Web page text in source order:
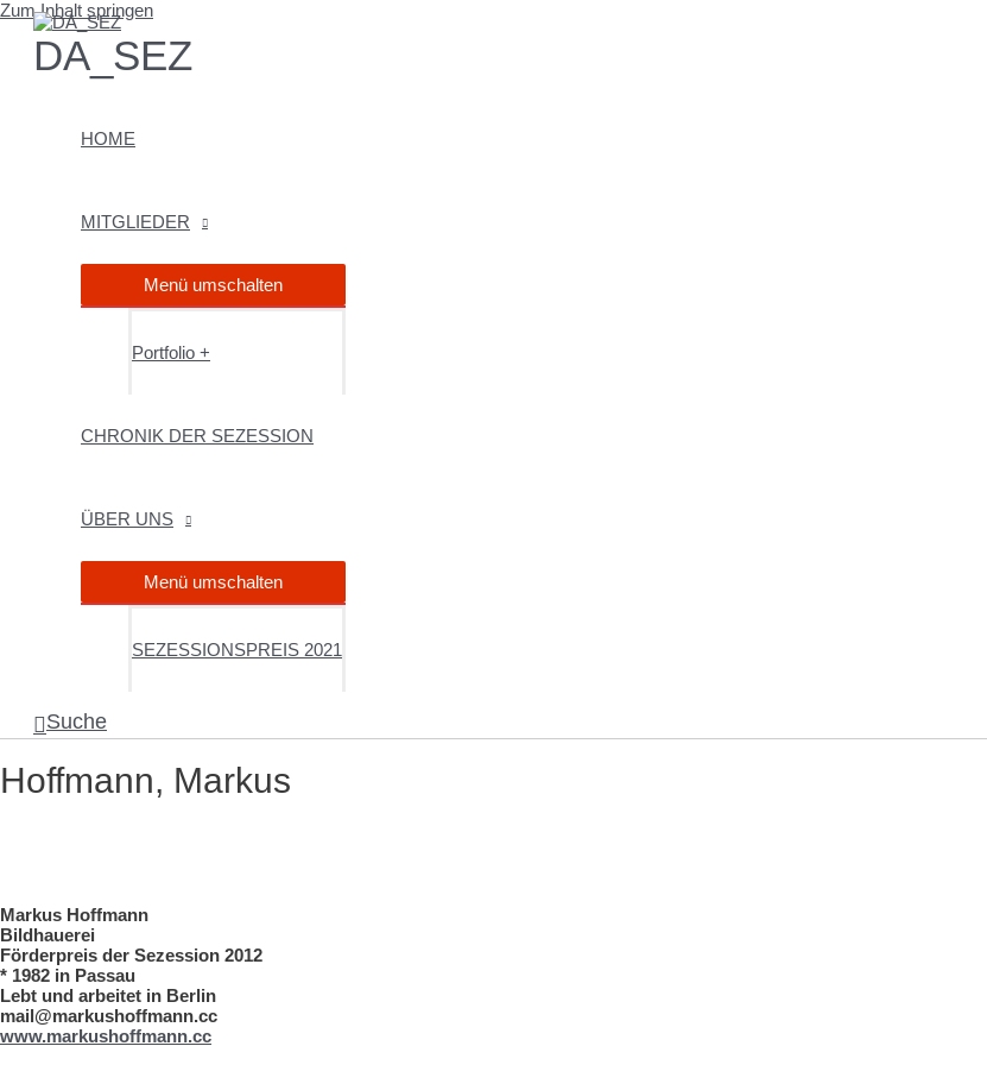
Zum Inhalt springen
DA_SEZ
HOME
MITGLIEDER
Menü umschalten
Portfolio +
CHRONIK DER SEZESSION
ÜBER UNS
Menü umschalten
SEZESSIONSPREIS 2021
Suche
Hoffmann, Markus
Markus Hoffmann
Bildhauerei
Förderpreis der Sezession 2012
* 1982 in Passau
Lebt und arbeitet in Berlin
mail@markushoffmann.cc
www.markushoffmann.cc